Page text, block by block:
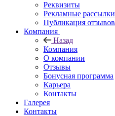
Реквизиты
Рекламные рассылки
Публикация отзывов
Компания
Назад
Компания
О компании
Отзывы
Бонусная программа
Карьера
Контакты
Галерея
Контакты